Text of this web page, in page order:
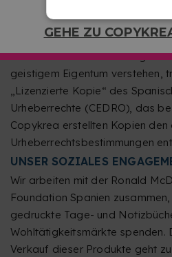
GEHE ZU
Abfälle zu minimieren und eine
sicherzustellen.
Und weil wir Verantwortung
geistigem Eigentum verstehen,
„Lizenzierte Kopie“ des
Urheberrechte (CEDRO), das
Copykrea erstellten Kopien den
Urheberrechtsbestimmungen
UNSER SOZIALES
Wir arbeiten mit der Ronald
Foundation Spanien
gedruckte Tage- und
Wohltätigkeitsmärkte spenden.
Verkauf dieser Produkte geht